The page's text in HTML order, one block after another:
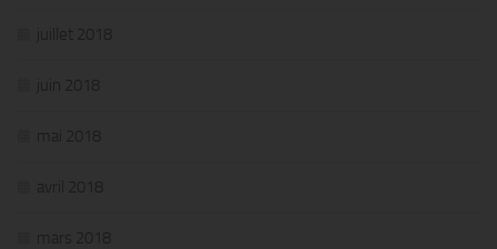
juillet 2018
juin 2018
mai 2018
avril 2018
mars 2018